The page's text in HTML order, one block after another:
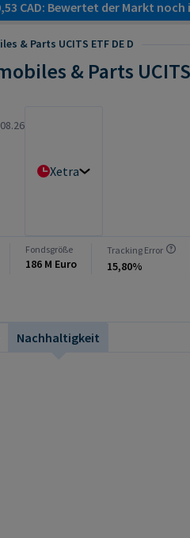
CAD: Bewertet der Markt
& Parts UCITS ETF DE D
& Parts
Xetra
Fondsgröße
186 M Euro
Tracking Error
15,80%
Nachhaltigkeit